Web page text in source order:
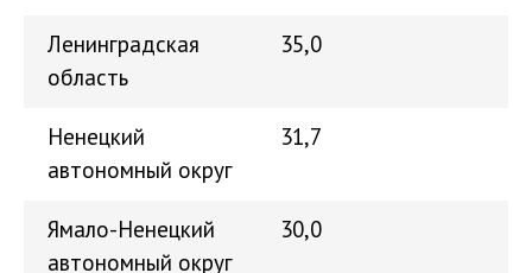
Ленинградская
область
35,0
Ненецкий
автономный округ
31,7
Ямало-Ненецкий
автономный округ
30,0